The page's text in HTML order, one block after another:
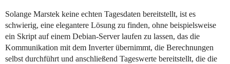
Solange Marstek keine echten Tagesdaten bereitstellt, ist es
schwierig, eine elegantere Lösung zu finden, ohne beispielsweise
ein Skript auf einem Debian-Server laufen zu lassen, das die
Kommunikation mit dem Inverter übernimmt, die Berechnungen
selbst durchführt und anschließend Tageswerte bereitstellt, die die